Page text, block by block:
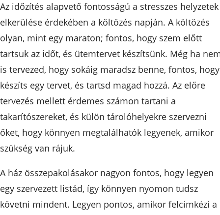
Az időzítés alapvető fontosságú a stresszes helyzetek
elkerülése érdekében a költözés napján. A költözés
olyan, mint egy maraton; fontos, hogy szem előtt
tartsuk az időt, és ütemtervet készítsünk. Még ha
is tervezed, hogy sokáig maradsz benne, fontos, hogy
készíts egy tervet, és tartsd magad hozzá. Az előre
tervezés mellett érdemes számon tartani a
takarítószereket, és külön tárolóhelyekre szervezni
őket, hogy könnyen megtalálhatók legyenek, amikor
szükség van rájuk.
A ház összepakolásakor nagyon fontos, hogy legyen
egy szervezett listád, így könnyen nyomon tudsz
követni mindent. Legyen pontos, amikor felcímkézi a